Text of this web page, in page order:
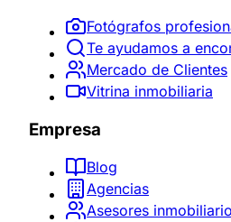
Fotógrafos
Te ayudamos a
Mercado de Clientes
Vitrina inmobiliaria
Empresa
Blog
Agencias
Asesores